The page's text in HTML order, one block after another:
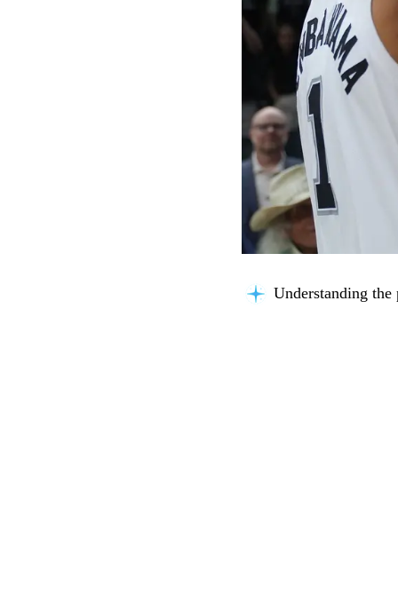
Understanding the